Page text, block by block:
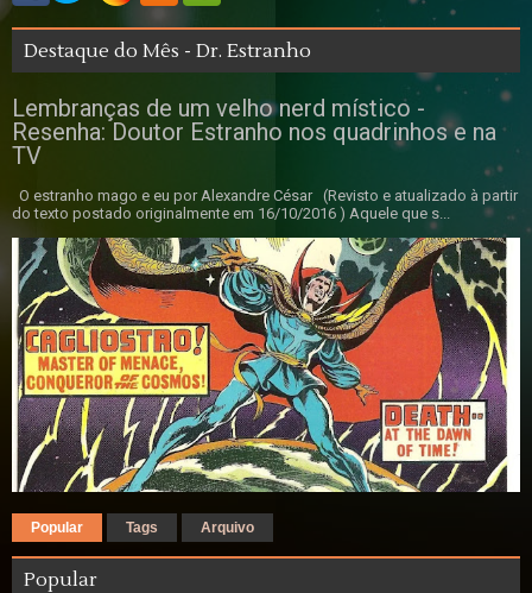
Destaque do Mês - Dr. Estranho
Lembranças de um velho nerd místico -
Resenha: Doutor Estranho nos quadrinhos e na
TV
O estranho mago e eu por Alexandre César (Revisto e atualizado à partir
do texto postado originalmente em 16/10/2016 ) Aquele que s...
Popular Tags Arquivo
Popular